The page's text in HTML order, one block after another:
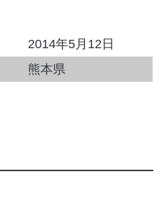
2014年5月12日
熊本県